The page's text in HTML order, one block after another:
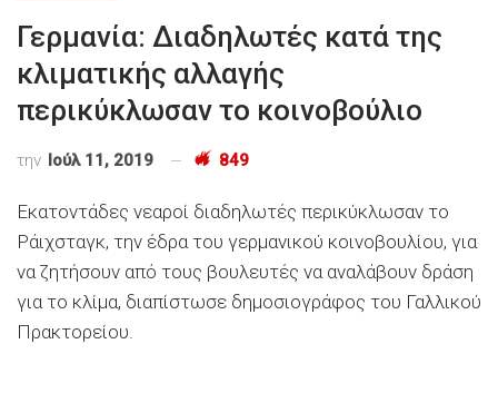
Γερμανία: Διαδηλωτές κατά της
κλιματικής αλλαγής
περικύκλωσαν το κοινοβούλιο
την Ιούλ 11, 2019 849
Εκατοντάδες νεαροί διαδηλωτές περικύκλωσαν το
Ράιχσταγκ, την έδρα του γερμανικού κοινοβουλίου, για
να ζητήσουν από τους βουλευτές να αναλάβουν δράση
για το κλίμα, διαπίστωσε δημοσιογράφος του Γαλλικού
Πρακτορείου.